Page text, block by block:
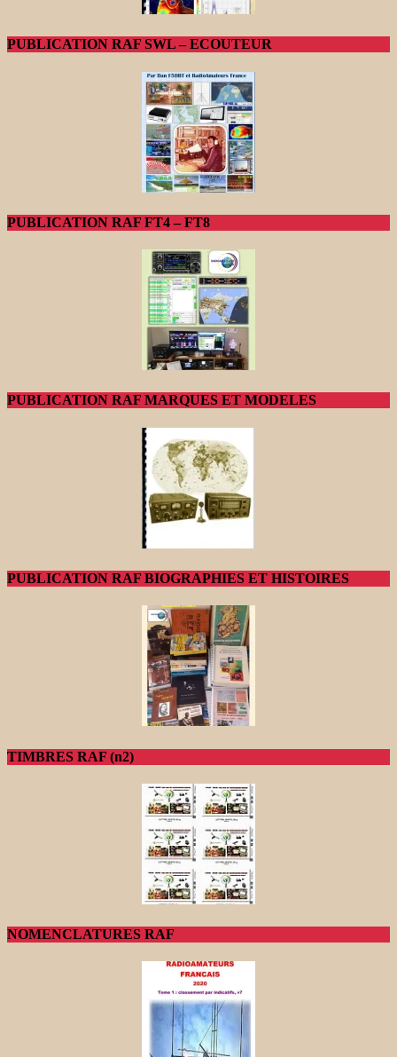
PUBLICATION RAF SWL – ECOUTEUR
PUBLICATION RAF FT4 – FT8
PUBLICATION RAF MARQUES ET MODELES
PUBLICATION RAF BIOGRAPHIES ET HISTOIRES
TIMBRES RAF (n2)
NOMENCLATURES RAF